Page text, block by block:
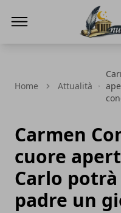
Home Attualità
Carmen
cuore
Carlo
padre un